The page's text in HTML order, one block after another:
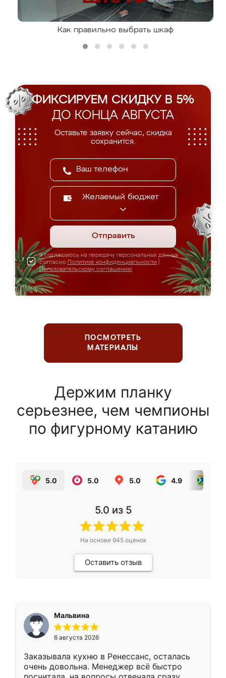
Как правильно выбрать шкаф
ФИКСИРУЕМ СКИДКУ В 5%
ДО КОНЦА АВГУСТА
Оставьте заявку сейчас, скидка
сохранится.
Желаемый бюджет
Отправить
Я соглашаюсь на передачу персональных данных
согласно Политике конфиденциальности
Пользовательскому соглашению
ПОСМОТРЕТЬ
МАТЕРИАЛЫ
Держим планку
серьезнее, чем чемпионы
по фигурному катанию
5.0 5.0 5.0 4.9
5.0 из 5
На основе 945оценок
Оставить отзыв
Мальвина
6 августа 2026
Заказывала кухню в Ренессанс, осталась
очень довольна. Менеджер всё быстро